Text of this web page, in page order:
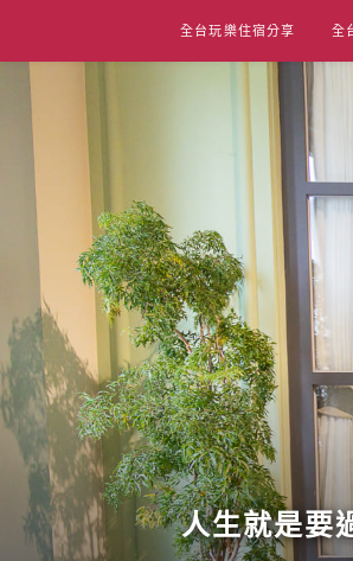
content
全台玩樂住宿分享 全
人生就是要